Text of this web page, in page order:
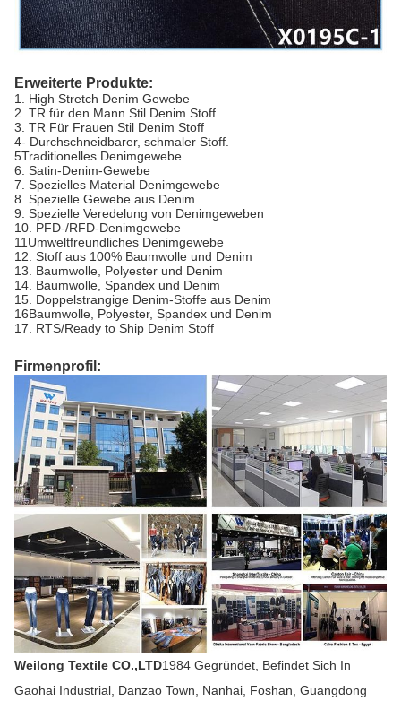
Erweiterte Produkte:
1. High Stretch Denim Gewebe
2. TR für den Mann Stil Denim Stoff
3. TR Für Frauen Stil Denim Stoff
4- Durchschneidbarer, schmaler Stoff.
5Traditionelles Denimgewebe
6. Satin-Denim-Gewebe
7. Spezielles Material Denimgewebe
8. Spezielle Gewebe aus Denim
9. Spezielle Veredelung von Denimgeweben
10. PFD-/RFD-Denimgewebe
11Umweltfreundliches Denimgewebe
12. Stoff aus 100% Baumwolle und Denim
13. Baumwolle, Polyester und Denim
14. Baumwolle, Spandex und Denim
15. Doppelstrangige Denim-Stoffe aus Denim
16Baumwolle, Polyester, Spandex und Denim
17. RTS/Ready to Ship Denim Stoff
Firmenprofil:
Weilong Textile CO.,LTD1984 Gegründet, Befindet Sich In
Gaohai Industrial, Danzao Town, Nanhai, Foshan, Guangdong